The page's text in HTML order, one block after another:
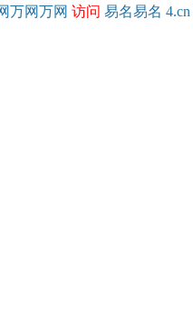
万网万网 访问 易名易名 4.cn